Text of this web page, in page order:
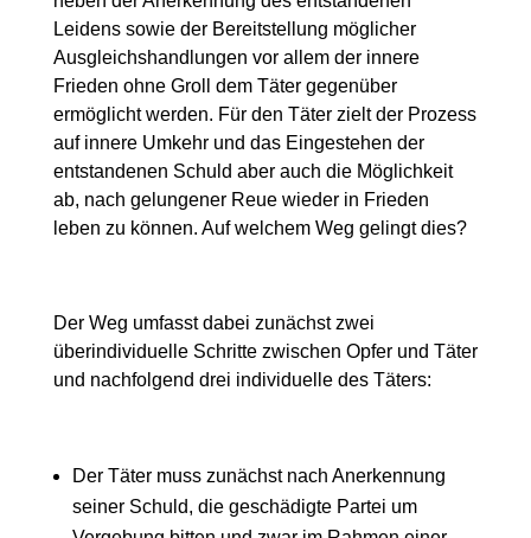
Leidens sowie der Bereitstellung möglicher
Ausgleichshandlungen vor allem der innere
Frieden ohne Groll dem Täter gegenüber
ermöglicht werden. Für den Täter zielt der Prozess
auf innere Umkehr und das Eingestehen der
entstandenen Schuld aber auch die Möglichkeit
ab, nach gelungener Reue wieder in Frieden
leben zu können. Auf welchem Weg gelingt dies?
Der Weg umfasst dabei zunächst zwei
überindividuelle Schritte zwischen Opfer und Täter
und nachfolgend drei individuelle des Täters:
Der Täter muss zunächst nach Anerkennung
seiner Schuld, die geschädigte Partei um